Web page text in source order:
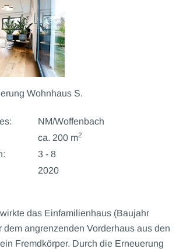
Wohnhaus S.
NM/Woffenbach
ca. 200 m2
3 - 8
2020
das Einfamilienhaus (Baujahr
dem angrenzenden Vorderhaus aus den
Fremdkörper. Durch die Erneuerung